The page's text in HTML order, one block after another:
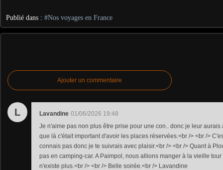
Publié dans : #Nos voyages en France
Ajouter un commentaire
L Lavandine 01/06/2026 19:48
Je n'aime pas non plus être prise pour une con.. donc je leur aurais
que là c'était important d'avoir les places réservées.<br /> <br />
connais pas donc je te suivrais avec plaisir.<br /> <br /> Quant à
pas en camping-car. A Paimpol, nous allions manger à la vieille
n'existe plus.<br /> <br /> Belle soirée.<br /> Lavandine